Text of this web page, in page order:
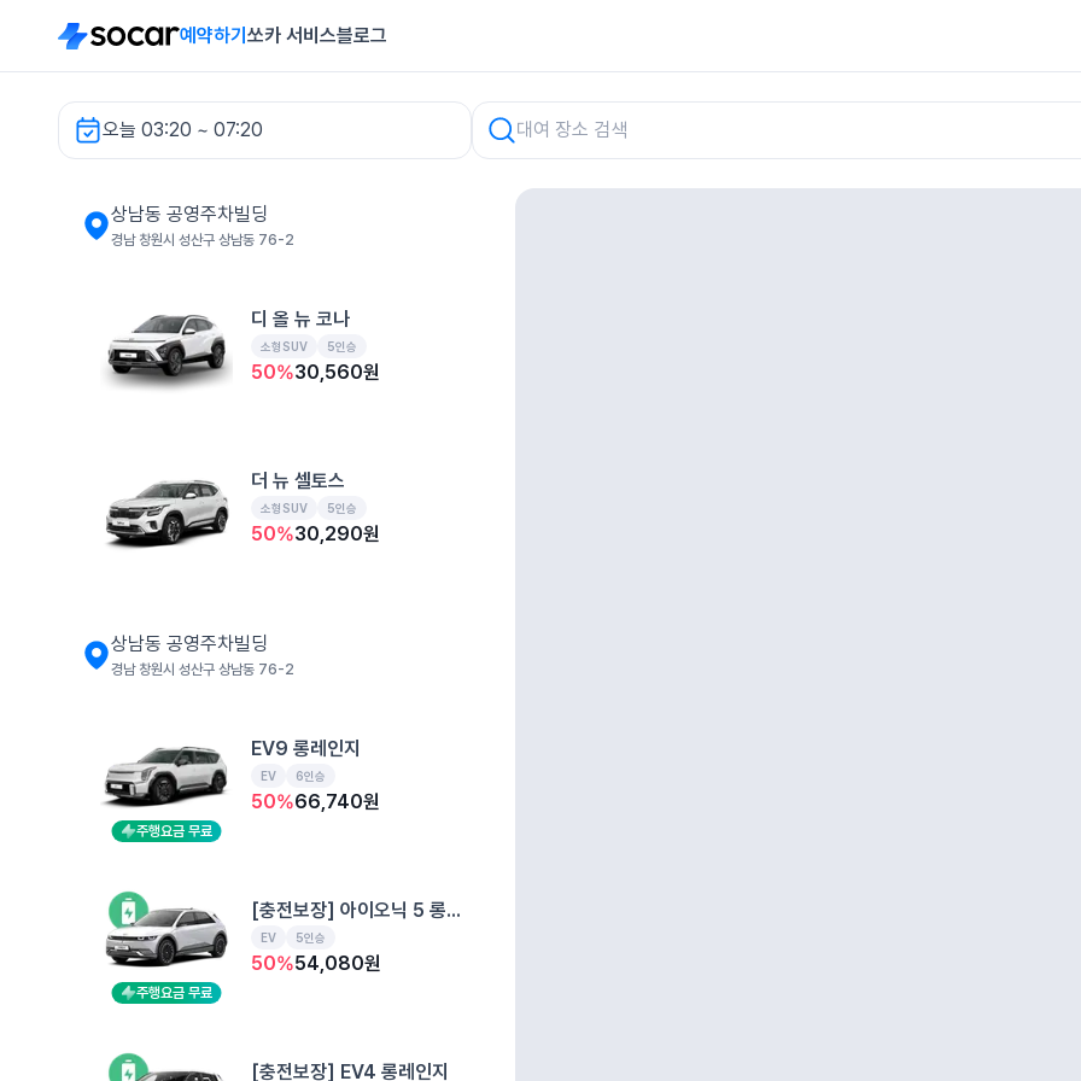
예약하기 쏘카 서비스블로그
오늘 03:20 ~ 07:20
상남동 공영주차빌딩 렌터카
상남동 공영주차빌딩
경남 창원시 성산구 상남동 76-2
디 올 뉴 코나
소형SUV 5인승
50%30,560원
더 뉴 셀토스
소형SUV 5인승
50%30,290원
상남동 공영주차빌딩
경남 창원시 성산구 상남동 76-2
주행요금 무료
EV9 롱레인지
EV 6인승
50%66,740원
주행요금 무료
[충전보장] 아이오닉 5 롱레인지
EV 5인승
50%54,080원
[충전보장] EV4 롱레인지